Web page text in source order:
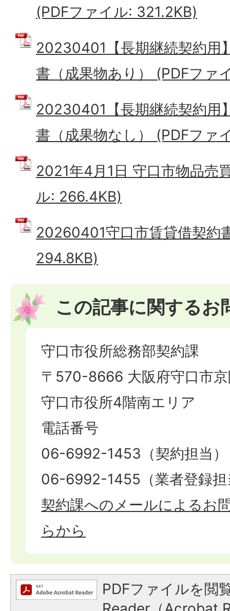
(PDFファイル: 321.2KB)
20230401【長期継続契約用
書（成果物あり） (PDFファ
20230401【長期継続契約用
書（成果物なし） (PDFファ
2021年4月1日 守口市物品売
ル: 266.4KB)
20260401守口市賃貸借契約
294.8KB)
この記事に関するお
守口市役所総務部契約課
〒570-8666 大阪府守口市
守口市役所4階南エリア
電話番号
06-6992-1453（契約担当）
06-6992-1455（業者登録担
契約課へのメールによるお
らから
PDFファイルを閲